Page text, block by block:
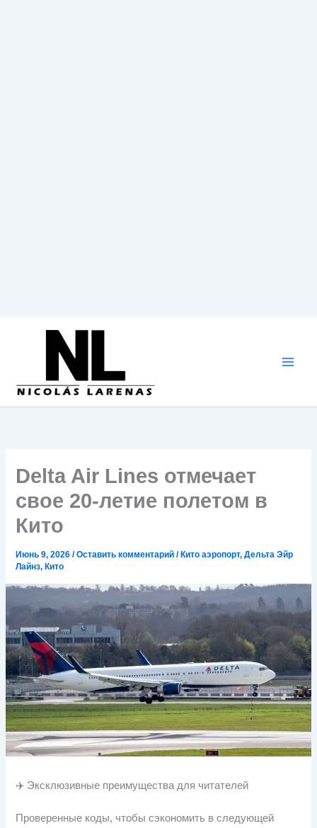
содержимому
Delta Air Lines отмечает
свое 20-летие полетом в
Кито
Июнь 9, 2026/Оставить комментарий / Кито аэропорт,Дельта Эйр
Лайнз, Кито
✈️ Эксклюзивные преимущества для читателей
Проверенные коды, чтобы сэкономить в следующей